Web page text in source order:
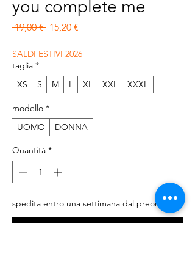
you complete me
19,00 € Prezzo regolare
15,20 €
SALDI ESTIVI 2026
taglia *
XS
S M L XL XXL XXXL
modello *
UOMO
DONNA
Quantità *
spedita entro una settimana dal preordine